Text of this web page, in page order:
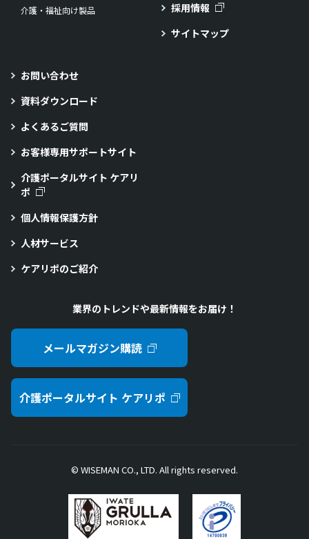
介護・福祉向け製品
採用情報
サイトマップ
お問い合わせ
資料ダウンロード
よくあるご質問
お客様専用サポートサイト
介護ポータルサイト ケアリ
ポ
個人情報保護方針
人材サービス
ケアリポのご紹介
業界のトレンドや最新情報をお届け！
メールマガジン購読
介護ポータルサイト ケアリポ
© WISEMAN CO., LTD. All rights reserved.